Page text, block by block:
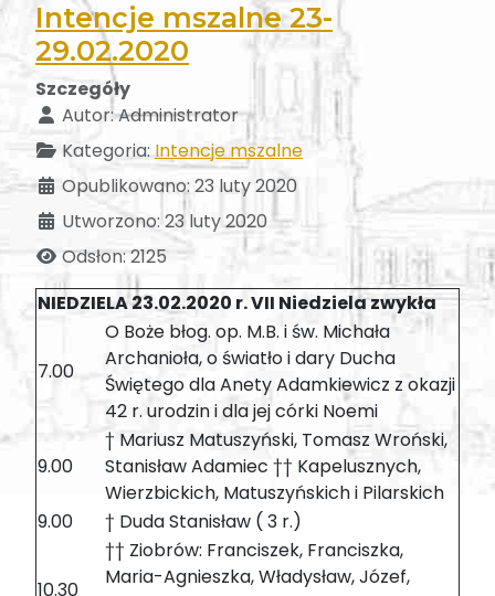
Intencje mszalne 23-
29.02.2020
Szczegóły
Autor:Administrator
Kategoria: Intencje mszalne
Opublikowano: 23 luty 2020
Utworzono: 23 luty 2020
Odsłon: 2125
NIEDZIELA 23.02.2020 r. VII Niedziela zwykła
7.00
O Boże błog. op. M.B. i św. Michała
Archanioła, o światło i dary Ducha
Świętego dla Anety Adamkiewicz z okazji
42 r. urodzin i dla jej córki Noemi
9.00
† Mariusz Matuszyński, Tomasz Wroński,
Stanisław Adamiec †† Kapelusznych,
Wierzbickich, Matuszyńskich i Pilarskich
9.00
† Duda Stanisław ( 3 r.)
10.30
†† Ziobrów: Franciszek, Franciszka,
Maria-Agnieszka, Władysław, Józef,